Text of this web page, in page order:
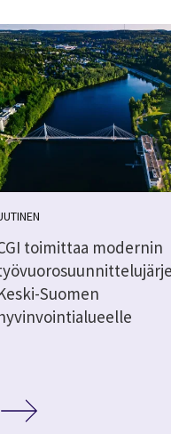
toimittaa modernin
Suomen